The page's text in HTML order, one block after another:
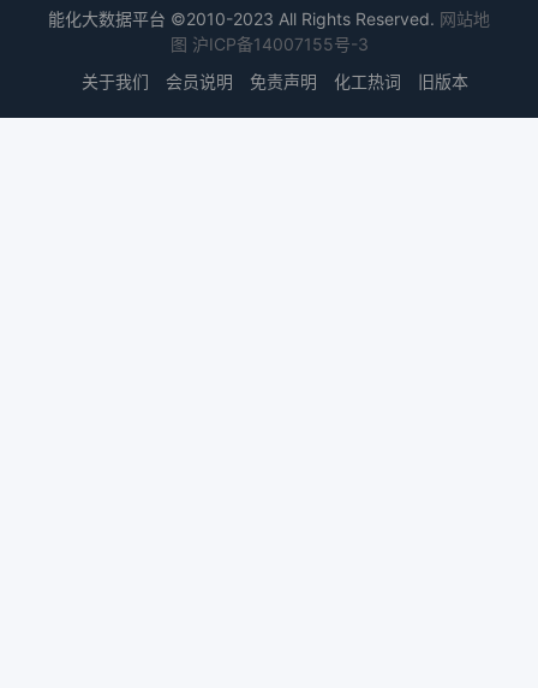
献]外进行,时间与实验指导教师协商确定，尽可能发
挥学生的学习自主[1]龚平土木工程材料:实验教学改
革实践 与构想[n，科教文汇2008(8):87-88性。按
能化大数据平台 ©2010-2023 All Rights Reserved. 网站地
图 沪ICP备14007155号-3
关于我们
会员说明 免责声明 化工热词 旧版本